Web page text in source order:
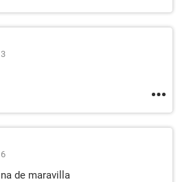
de maravilla